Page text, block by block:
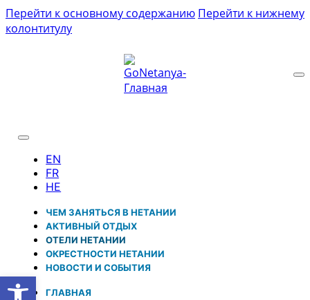
Перейти к основному содержанию Перейти к нижнему
колонтитулу
ЧЕМ ЗАНЯТЬСЯ В НЕТАНИИ
АКТИВНЫЙ ОТДЫХ
ОТЕЛИ НЕТАНИИ
ОКРЕСТНОСТИ НЕТАНИИ
НОВОСТИ И CОБЫТИЯ
ГЛАВНАЯ
Открыть панель инструментов